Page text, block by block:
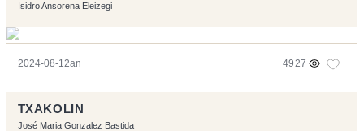
Isidro Ansorena Eleizegi
2024-08-12an 4927
TXAKOLIN
José Maria Gonzalez Bastida